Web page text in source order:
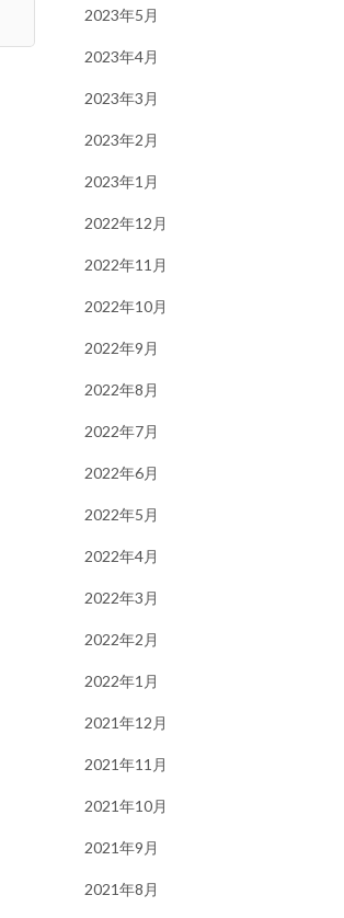
2023年5月
2023年4月
2023年3月
2023年2月
2023年1月
2022年12月
2022年11月
2022年10月
2022年9月
2022年8月
2022年7月
2022年6月
2022年5月
2022年4月
2022年3月
2022年2月
2022年1月
2021年12月
2021年11月
2021年10月
2021年9月
2021年8月